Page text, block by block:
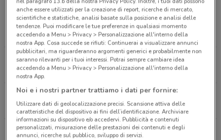
Via Milanese, Snc - C.Comm.Le "Sarca" Sesto S.
Giovanni
7.1 km
APERTO
Piazza IV Novembre Milano
10.7 km
Piazza Iv Novembre - Stazione Centrale Milano
10.7 km
APERTO
Tutti i negozi LaFeltrinelli
anche essere utilizzati per la creazione di report, ricerche di mercato,
scientifiche e statistiche, analisi basate sulla posizione e analisi delle
tendenze. Puoi modificare le tue preferenze in qualsiasi momento
accedendo a Menu > Privacy > Personalizzazione all'interno della
nostra App. Cosa succede se rifiuti: Continuerai a visualizzare annunci
pubblicitari, ma riguarderanno argomenti generici e probabilmente non
saranno rilevanti per i tuoi interessi. Potrai sempre cambiare idea
accedendo a Menu > Privacy > Personalizzazione all'interno della
nostra App.
Noi e i nostri partner trattiamo i dati per fornire:
Utilizzare dati di geolocalizzazione precisi. Scansione attiva delle
caratteristiche del dispositivo ai fini dell’identificazione. Archiviare
informazioni su dispositivo e/o accedervi. Pubblicità e contenuti
personalizzati, misurazione delle prestazioni dei contenuti e degli
annunci, ricerche sul pubblico, sviluppo di servizi.